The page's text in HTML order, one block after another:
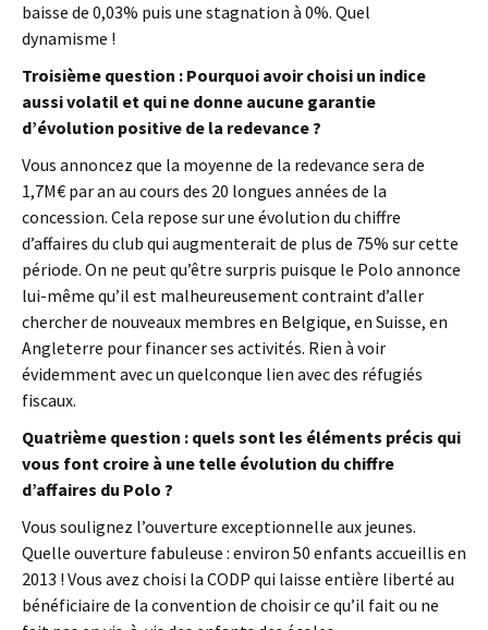
baisse de 0,03% puis une stagnation à 0%. Quel
dynamisme !
Troisième question : Pourquoi avoir choisi un indice
aussi volatil et qui ne donne aucune garantie
d’évolution positive de la redevance ?
Vous annoncez que la moyenne de la redevance sera de
1,7M€ par an au cours des 20 longues années de la
concession. Cela repose sur une évolution du chiffre
d’affaires du club qui augmenterait de plus de 75% sur cette
période. On ne peut qu’être surpris puisque le Polo annonce
lui-même qu’il est malheureusement contraint d’aller
chercher de nouveaux membres en Belgique, en Suisse, en
Angleterre pour financer ses activités. Rien à voir
évidemment avec un quelconque lien avec des réfugiés
fiscaux.
Quatrième question : quels sont les éléments précis qui
vous font croire à une telle évolution du chiffre
d’affaires du Polo ?
Vous soulignez l’ouverture exceptionnelle aux jeunes.
Quelle ouverture fabuleuse : environ 50 enfants accueillis en
2013 ! Vous avez choisi la CODP qui laisse entière liberté au
bénéficiaire de la convention de choisir ce qu’il fait ou ne